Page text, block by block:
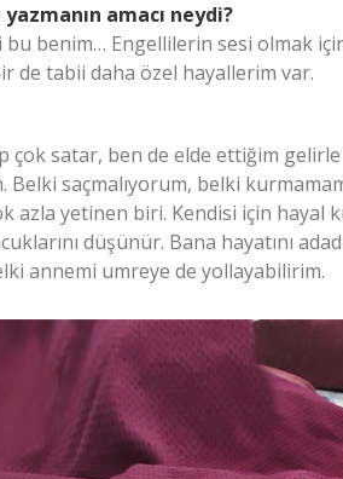
amacı neydi?
bu benim… Engellilerin sesi olmak
de tabii daha özel hayallerim var.
çok satar, ben de elde ettiğim
Belki saçmalıyorum, belki
azla yetinen biri. Kendisi için hayal
düşünür. Bana hayatını
annemi umreye de yollayabilirim.